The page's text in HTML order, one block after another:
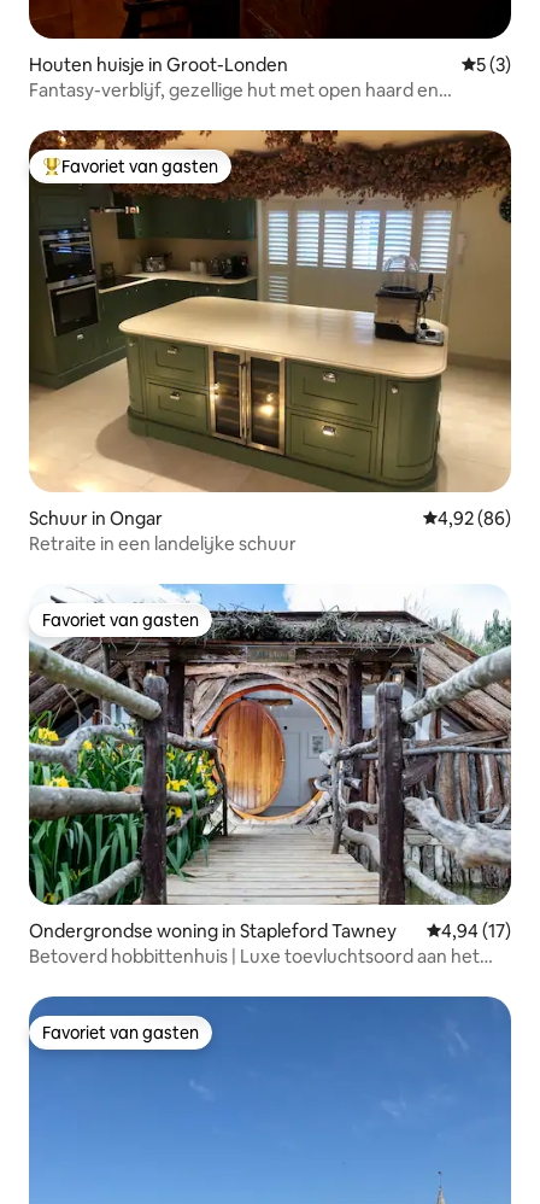
Houten huisje in Groot-Londen
5 (3)
Fantasy-verblijf, gezellige hut met open haard en
Topfavoriet van gasten
Favoriet van gasten
Schuur in Ongar Gemiddelde
4,92 (86)
Retraite in een landelijke schuur
Favoriet van gasten
Favoriet van gasten
Ondergrondse woning in Stapleford Tawney Gemiddelde
4,94 (17)
Betoverd hobbittenhuis | Luxe toevluchtsoord aan het
Favoriet van gasten
Favoriet van gasten